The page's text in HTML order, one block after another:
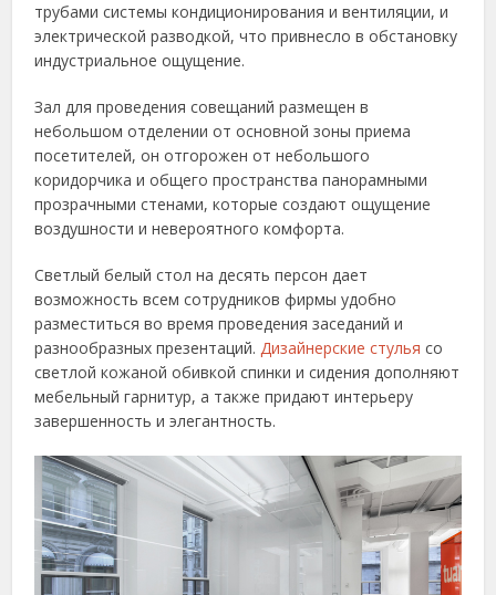
трубами системы кондиционирования и вентиляции, и
электрической разводкой, что привнесло в обстановку
индустриальное ощущение.
Зал для проведения совещаний размещен в
небольшом отделении от основной зоны приема
посетителей, он отгорожен от небольшого
коридорчика и общего пространства панорамными
прозрачными стенами, которые создают ощущение
воздушности и невероятного комфорта.
Светлый белый стол на десять персон дает
возможность всем сотрудников фирмы удобно
разместиться во время проведения заседаний и
разнообразных презентаций.Дизайнерские стулья со
светлой кожаной обивкой спинки и сидения дополняют
мебельный гарнитур, а также придают интерьеру
завершенность и элегантность.